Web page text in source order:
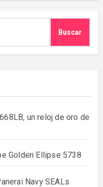
un reloj de oro de
Golden Ellipse 5738
Navy SEALs